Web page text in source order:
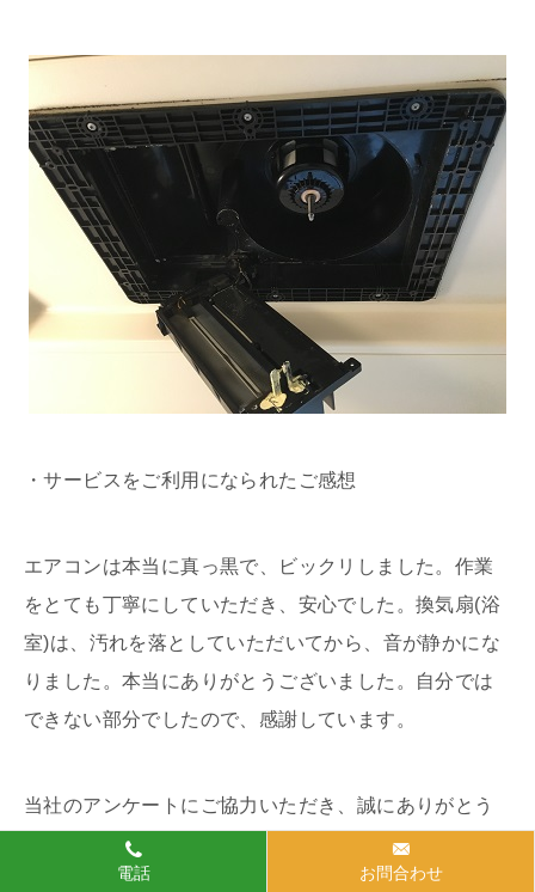
・サービスをご利用になられたご感想
エアコンは本当に真っ黒で、ビックリしました。作業
をとても丁寧にしていただき、安心でした。換気扇(浴
室)は、汚れを落としていただいてから、音が静かにな
りました。本当にありがとうございました。自分では
できない部分でしたので、感謝しています。
当社のアンケートにご協力いただき、誠にありがとう
ございました。
電話 お問合わせ